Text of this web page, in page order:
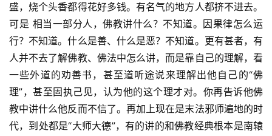
盛，烧个头香都得花好多钱。有名气的地方人都挤不进去。
可是 相当一部分人，佛教讲什么？不知道。因果律怎么运
行？不知道。什么是善、什么是恶？不知道。更有甚者，有
人并不去了解佛教、佛法中怎么讲，而是靠自己的理解，看
一些外道的劝善书，甚至道听途说来理解出他自己的“佛
理”，甚至固执己见，认为他的这个理才对。你再告诉他佛
教中讲什么他反而不信了。再加上现在是末法邪师遍地的时
代，到处都是“大师大德”，有的讲的和佛教经典根本是南辕